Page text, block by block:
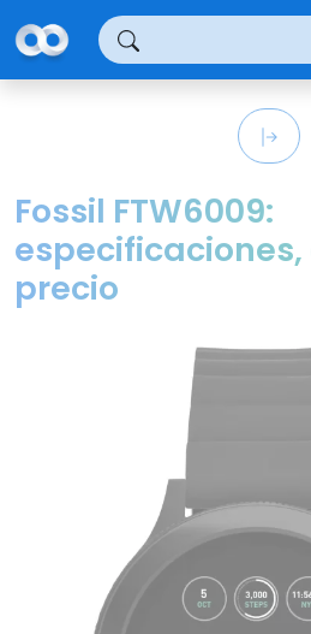
Fossil FTW6009:
precio
Panel de gestión de cookies